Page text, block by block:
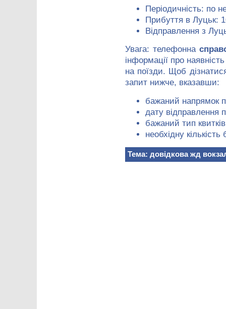
Періодичність: по
Прибуття в Луцьк:
Відправлення з
Увага: телефонна
інформації про
на поїзди. Щоб
запит нижче, вказавши:
бажаний напрямок
дату відправлення
бажаний тип
необхідну кількість
Тема: довідкова жд